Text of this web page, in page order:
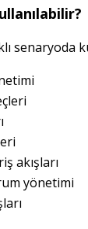
senaryoda
akışları
yönetimi